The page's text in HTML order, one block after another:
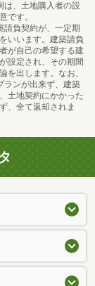
は、土地購入者の設
です。
負契約が、一定期
いいます。建築請負
が自己の希望する建
設定され、その期間
を出します。なお、
ランが出来ず、建築
土地契約にかかった
、全て返却されま